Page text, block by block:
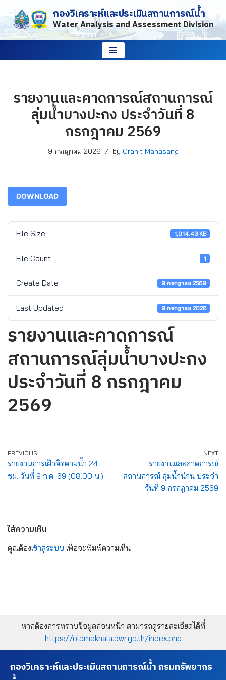
Skip
to
กองวิเคราะห์และประเมินสถานการณ์น้ำ
Water Analysis and Assessment Division
รายงานและคาดการณ์สถานการณ์
ลุ่มน้ำบางปะกง ประจำวันที่ 8
กรกฎาคม 2569
9 กรกฎาคม 2026 by Oranit Manasang
DOWNLOAD
File Size 1,014.43 KB
File Count 1
Create Date 9 กรกฎาคม 2569
Last Updated 9 กรกฎาคม 2026
รายงานและคาดการณ์
สถานการณ์ลุ่มน้ำบางปะกง
ประจำวันที่ 8 กรกฎาคม
2569
PREVIOUS
รายงานการเฝ้าติดตามน้ำ 24
ชม. วันที่ 9 ก.ค. 69 (08.00 น.)
NEXT
รายงานและคาดการณ์
สถานการณ์ ลุ่มน้ำน่าน ประจำ
วันที่ 9 กรกฎาคม 2569
ใส่ความเห็น
คุณต้องเข้าสู่ระบบ เพื่อจะพิมพ์ความเห็น
หากต้องการทราบข้อมูลก่อนหน้า สามารถดูรายละเอียดได้ที่
https://oldmekhala.dwr.go.th/index.php
กองวิเคราะห์และประเมินสถานการณ์น้ำ กรมทรัพยากร